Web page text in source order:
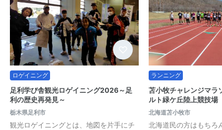
ロゲイニング
足利学び舎観光ロゲイニング2026～足
利の歴史再発見～
栃木県足利市
観光ロゲイニングとは、地図を片手にチ
ランニング
苫小牧チャレンジマ
ルト緑ケ丘陸上競技場
北海道苫小牧市
北海道民の方はもちろ